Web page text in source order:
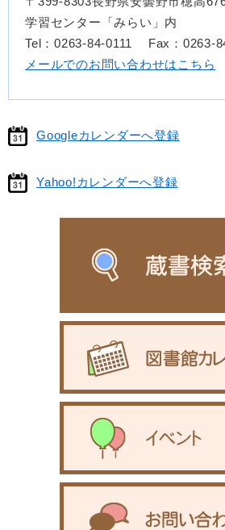
学習センター「みらい」内
Tel：0263-84-0111
Fax：0263-
メールでのお問い合わせはこちら
Googleカレンダーへ登録
Yahoo!カレンダーへ登録